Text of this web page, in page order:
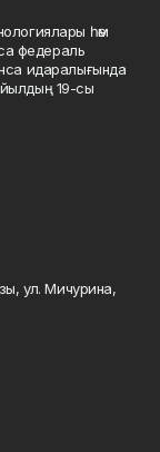
һәм
федераль
идаралығында
йылдың 19-сы
ул. Мичурина,